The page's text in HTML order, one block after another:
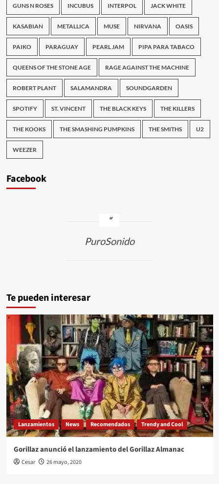
GUNS N ROSES INCUBUS INTERPOL JACK WHITE
KASABIAN METALLICA MUSE NIRVANA OASIS
PAIKO PARAGUAY PEARL JAM PIPA PARA TABACO
QUEENS OF THE STONE AGE RAGE AGAINST THE MACHINE
ROBERT PLANT SALAMANDRA SOUNDGARDEN
SPOTIFY ST. VINCENT THE BLACK KEYS THE KILLERS
THE KOOKS THE SMASHING PUMPKINS THE SMITHS U2
WEEZER
Facebook
PuroSonido
Te pueden interesar
Lanzamientos News Recomendados Trendy and Cool
Gorillaz anunció el lanzamiento del Gorillaz Almanac
Cesar 26 mayo, 2020